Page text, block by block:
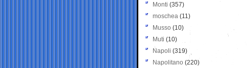
Monti (357)
moschea (11)
Musso (10)
Muti (10)
Napoli (319)
Napolitano (220)